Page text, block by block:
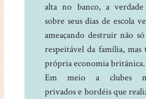
alta no banco, a verdade
sobre seus dias de escola
ameaçando destruir não só
respeitável da família, mas
própria economia britânica.
Em meio a clubes
privados e bordéis que